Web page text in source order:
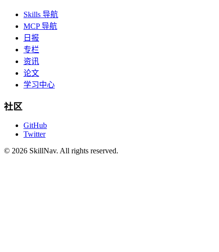
Skills 导航
MCP 导航
日报
专栏
资讯
论文
学习中心
社区
GitHub
Twitter
© 2026 SkillNav. All rights reserved.